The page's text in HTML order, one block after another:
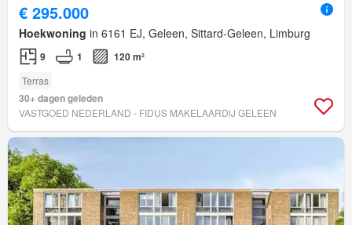
€ 295.000
Hoekwoning in 6161 EJ, Geleen, Sittard-Geleen, Limburg
9 1 120 m²
Terras
30+ dagen geleden
VASTGOED NEDERLAND - FIDUS MAKELAARDIJ GELEEN